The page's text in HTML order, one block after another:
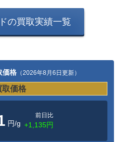
の買取実績一覧
価格 （2026年8月6日更新）
取価格
円/g
前日比
+1,135円